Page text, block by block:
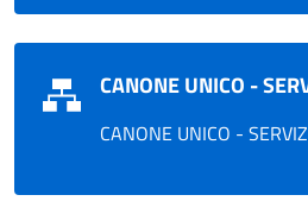
CANONE UNICO -
CANONE UNICO -